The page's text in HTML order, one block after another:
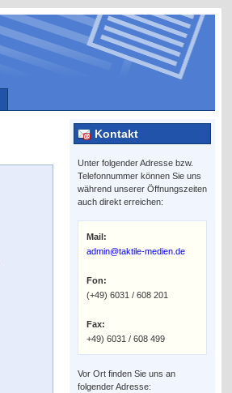
Kontakt
Unter folgender Adresse bzw.
Telefonnummer können Sie uns
während unserer Öffnungszeiten
auch direkt erreichen:
Mail:
admin@taktile-medien.de
Fon:
(+49) 6031 / 608 201
Fax:
+49) 6031 / 608 499
Vor Ort finden Sie uns an
folgender Adresse: